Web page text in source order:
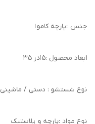
جنس :پارچه کاموا
ابعاد محصول :۱۵در ۳۵
نوع شستشو : دستی / ماشینی
نوع مواد :پارچه و پلاستیک